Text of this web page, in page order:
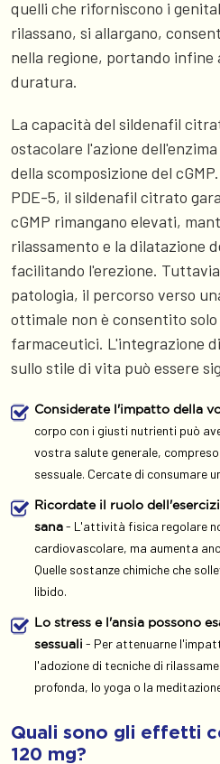
quelli che riforniscono i
rilassano, si allargano,
nella regione, portando infine
duratura.
La capacità del sildenafil
ostacolare l'azione
della scomposizione del
PDE-5, il sildenafil citrato
cGMP rimangano elevati,
rilassamento e la dilatazione
facilitando l'erezione.
patologia, il percorso verso
ottimale non è consentito
farmaceutici. L'integrazione
sullo stile di vita può essere
Considerate l'impatto della
corpo con i giusti nutrienti può
vostra salute generale,
sessuale. Cercate di consumare
Ricordate il ruolo
sana- L'attività fisica regolare
cardiovascolare, ma aumenta
Quelle sostanze chimiche che
libido.
Lo stress e l'ansia possono
sessuali - Per attenuarne
l'adozione di tecniche di
profonda, lo yoga o la
Quali sono gli effetti
120 mg?